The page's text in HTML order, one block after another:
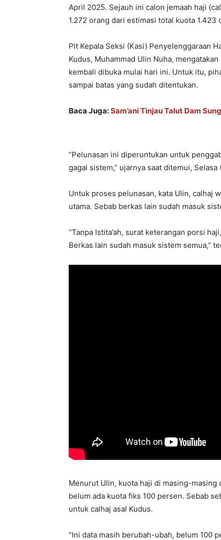
April 2025. Sejauh ini calon jemaah haji
1.272 orang dari estimasi total kuota 1.423
Plt Kepala Seksi (Kasi) Penyelenggaraan
Kudus, Muhammad Ulin Nuha,
kembali dibuka mulai hari ini. Untuk itu,
sampai batas yang sudah ditentukan.
Baca Juga:Sam’ani Tinjau Talut Dam
“Pelunasan ini diperuntukan untuk
gagal sistem,” ujarnya saat ditemui, Selasa
Untuk proses pelunasan, kata Ulin, calhaj
utama. Sebab berkas lain sudah masuk
“Tanpa Istita’ah, surat keterangan porsi
Berkas lain sudah masuk sistem semua,”
Menurut Ulin, kuota haji di masing-masing
belum ada kuota fiks 100 persen. Sebab
untuk calhaj asal Kudus.
“Ini data masih berubah-ubah, belum 100